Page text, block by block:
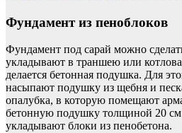
Фундамент из пеноблоков
Фундамент под сарай можно
укладывают в траншею или
делается бетонная подушка. Для
насыпают подушку из щебня и
опалубка, в которую помещают
бетонную подушку толщиной 20
укладывают блоки из пенобетона.